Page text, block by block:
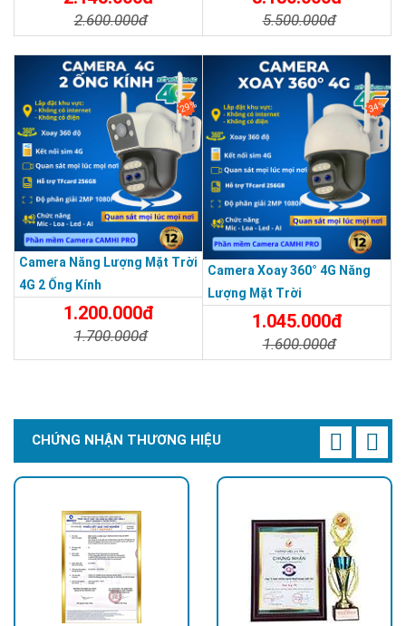
2.600.000đ 5.500.000đ
29%
Camera Năng Lượng Mặt Trời
4G 2 Ống Kính
1.200.000đ
1.700.000đ
34%
Camera Xoay 360° 4G Năng
Lượng Mặt Trời
1.045.000đ
1.600.000đ
CHỨNG NHẬN THƯƠNG HIỆU